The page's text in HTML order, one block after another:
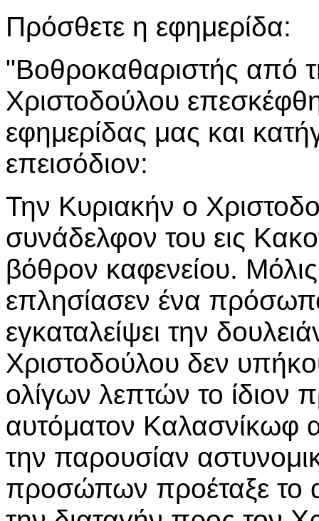
Πρόσθετε η εφημερίδα:
"Βοθροκαθαριστής από
Χριστοδούλου
εφημερίδας μας και
επεισόδιον:
Την Κυριακήν ο
συνάδελφον του εις
βόθρον καφενείου.
επλησίασεν ένα
εγκαταλείψει την
Χριστοδούλου δεν
ολίγων λεπτών το ίδιον
αυτόματον Καλασνίκωφ
την παρουσίαν
προσώπων προέταξε το